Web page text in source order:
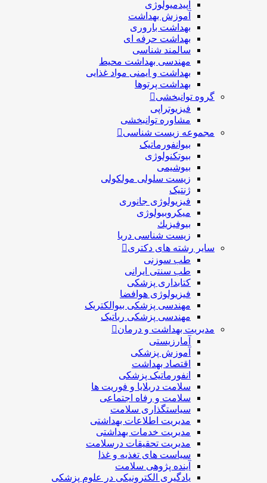
اپیدمیولوژی
آموزش بهداشت
بهداشت باروری
بهداشت حرفه ای
سالمند شناسی
مهندسی بهداشت محيط
بهداشت و ایمنی مواد غذایی
بهداشت پرتوها
گروه توانبخشی
فیزیوتراپی
مشاوره توانبخشی
مجموعه زیست شناسی
بیوانفورماتیک
بیوتکنولوژی
بیوشیمی
زیست سلولی مولکولی
ژنتیک
فیزیولوژی جانوری
میکروبیولوژی
بيوفيزيك
زیست شناسی دریا
سایر رشته های دکتری
طب سوزنی
طب سنتی ایرانی
کتابداری پزشکی
فیزیولوژی هوافضا
مهندسی پزشکی بیوالکتریک
مهندسی پزشکی رباتیک
مدیریت بهداشت و درمان
آمارزیستی
آموزش پزشکی
اقتصاد بهداشت
انفورماتیک پزشکی
سلامت دربلايا و فوريت ها
سلامت و رفاه اجتماعی
سیاستگذاری سلامت
مدیریت اطلاعات بهداشتی
مدیریت خدمات بهداشتی
مدیریت تحقیقات درسلامت
سیاست های تغذیه و غذا
آینده پژوهی سلامت
یادگیری الکترونیکی در علوم پزشکی